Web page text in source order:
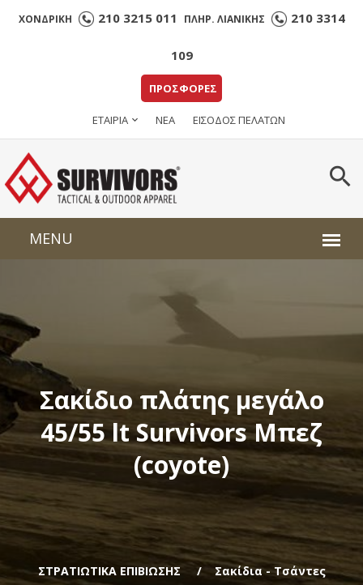
ΧΟΝΔΡΙΚΗ 210 3215 011 ΠΛΗΡ. ΛΙΑΝΙΚΗΣ 210 3314
109
ΠΡΟΣΦΟΡΕΣ
ΕΤΑΙΡΙΑ ΝΕΑ ΕΙΣΟΔΟΣ ΠΕΛΑΤΩΝ
Σακίδιο πλάτης μεγάλο
45/55 lt Survivors Μπεζ
(coyote)
ΣΤΡΑΤΙΩΤΙΚΑ ΕΠΙΒΙΩΣΗΣ Σακίδια - Τσάντες